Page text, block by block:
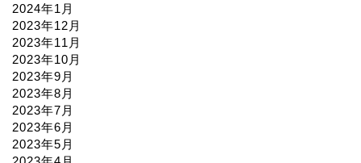
2024年1月
2023年12月
2023年11月
2023年10月
2023年9月
2023年8月
2023年7月
2023年6月
2023年5月